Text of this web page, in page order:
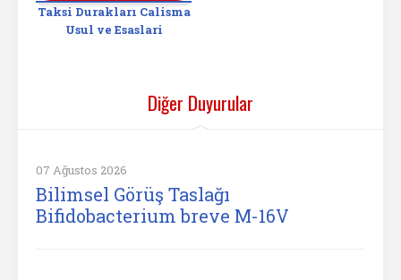
Taksi Durakları Calisma
Usul ve Esaslari
Diğer Duyurular
07 Ağustos 2026
Bilimsel Görüş Taslağı
Bifidobacterium breve M-16V